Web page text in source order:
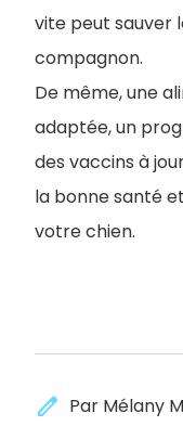
vite peut sauver
compagnon.
De même, une
adaptée, un
des vaccins à
la bonne santé
votre chien.
edit Par Mélany